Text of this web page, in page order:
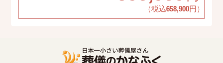
（税込658,900円）